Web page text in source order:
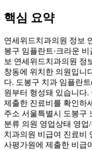
핵심 요약
연세위드치과의원 정보
봉구 임플란트·크라운
보 연세위드치과의원 정
창동에 위치한 의원입니
다. 도봉구 치과 임플란
원부터 형성돼 있습니다.
제출한 진료비를 확인하
주소 서울특별시 도봉구
분류 의원 영업상태 영업
치과의원 비급여 진료비
사평가원에 제출한 비급